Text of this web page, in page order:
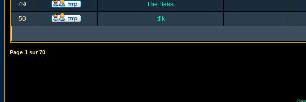
49 The Beast
50 tilk
Page 1 sur70